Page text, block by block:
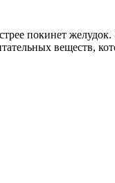
покинет
веществ,